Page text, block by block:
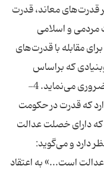
قدرت‌های معاند، قدرت
مردمی و اسلامی
مقابله با قدرت‌هاى
كه براساس
نهضت به وجود آمده است»، امری لازم و ضروری می‌نماید. 4-
که قدرت در حکومت
که دارای خصلت عدالت
دارد و می‌گوید:
است...» به اعتقاد